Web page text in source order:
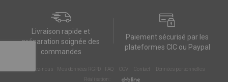
Livraison rapide et
préparation soignée des
commandes
Paiement sécurisé par les
plateformes CIC ou Paypal
Contactez-nous Mes données RGPD FAQ CGV Contact
Données personnelles
Réalisation :